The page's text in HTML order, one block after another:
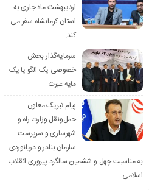
اردیبهشت ماه جاری به
استان کرمانشاه سفر می
کند.
سرمایه‌گذار بخش
خصوصی یک الگو یا یک
مایه عبرت
️پیام تبریک معاون
حمل‌ونقل وزارت راه و
شهرسازی و سرپرست
سازمان بنادر و دریانوردی
به مناسبت چهل و ششمین سالگرد پیروزی انقلاب
اسلامی